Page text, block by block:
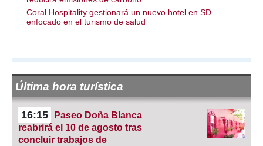
Coral Hospitality gestionará un nuevo hotel en SD
enfocado en el turismo de salud
Última hora turística
16:15
Paseo Doña Blanca
reabrirá el 10 de agosto tras
concluir trabajos de